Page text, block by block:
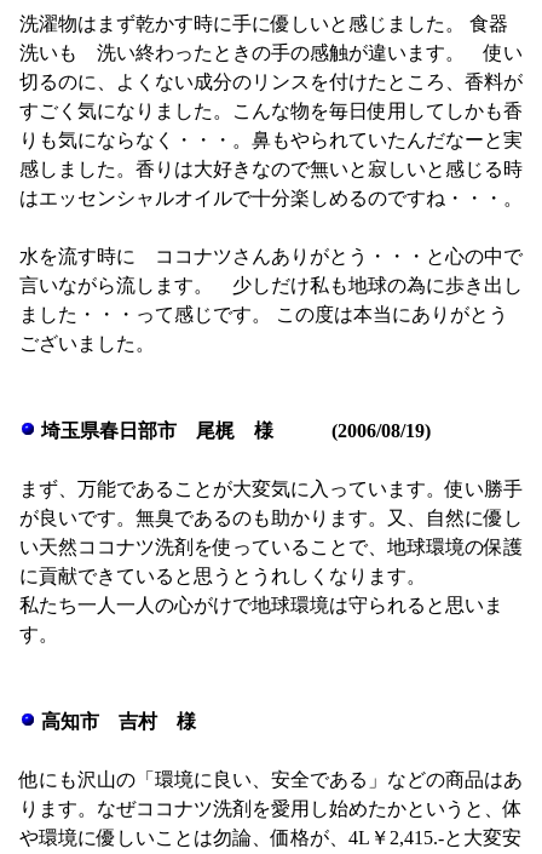
洗濯物はまず乾かす時に手に優しいと感じました。 食器
洗いも 洗い終わったときの手の感触が違います。 使い
切るのに、よくない成分のリンスを付けたところ、香料が
すごく気になりました。こんな物を毎日使用してしかも香
りも気にならなく・・・。鼻もやられていたんだなーと実
感しました。香りは大好きなので無いと寂しいと感じる時
はエッセンシャルオイルで十分楽しめるのですね・・・。
水を流す時に ココナツさんありがとう・・・と心の中で
言いながら流します。 少しだけ私も地球の為に歩き出し
ました・・・って感じです。 この度は本当にありがとう
ございました。
埼玉県春日部市 尾梶 様 (2006/08/19)
まず、万能であることが大変気に入っています。使い勝手
が良いです。無臭であるのも助かります。又、自然に優し
い天然ココナツ洗剤を使っていることで、地球環境の保護
に貢献できていると思うとうれしくなります。
私たち一人一人の心がけで地球環境は守られると思いま
す。
高知市 吉村 様
他にも沢山の「環境に良い、安全である」などの商品はあ
ります。なぜココナツ洗剤を愛用し始めたかというと、体
や環境に優しいことは勿論、価格が、4L￥2,415.-と大変安